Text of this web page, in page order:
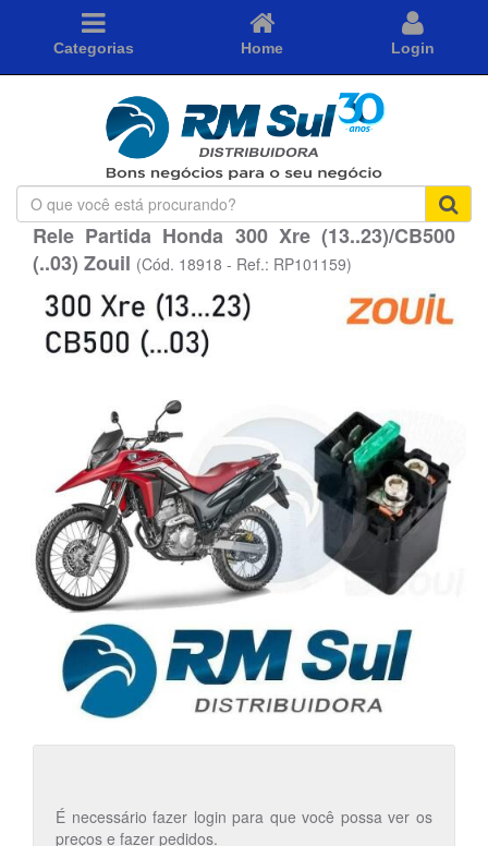
Categorias Home Login
O
que
você
está
Rele Partida Honda 300 Xre (13..23)/CB500
(..03) Zouil (Cód. 18918 - Ref.: RP101159)
É necessário fazer login para que você possa ver os
preços e fazer pedidos.